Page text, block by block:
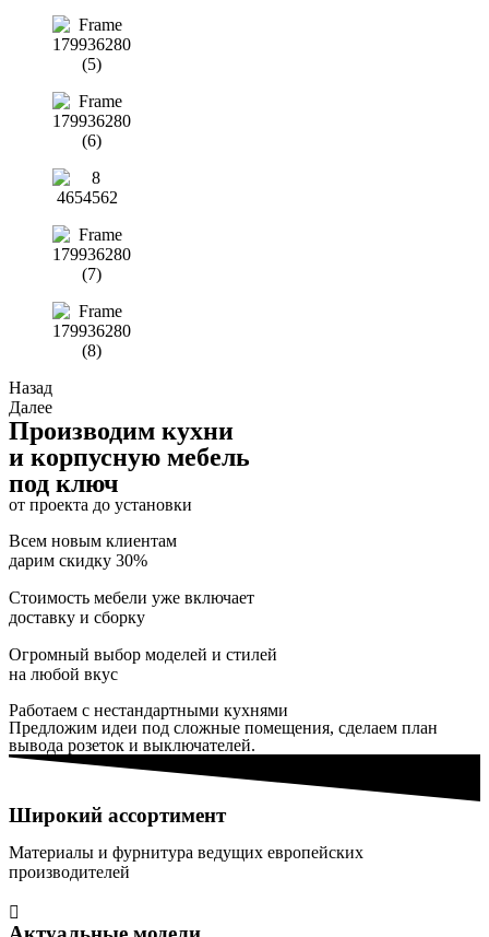
Назад
Далее
Производим кухни
и корпусную мебель
под ключ
от проекта до установки
Всем новым клиентам
дарим скидку 30%
Стоимость мебели уже включает
доставку и сборку
Огромный выбор моделей и стилей
на любой вкус
Работаем с нестандартными кухнями
Предложим идеи под сложные помещения, сделаем план
вывода розеток и выключателей.
Широкий ассортимент
Материалы и фурнитура ведущих европейских
производителей